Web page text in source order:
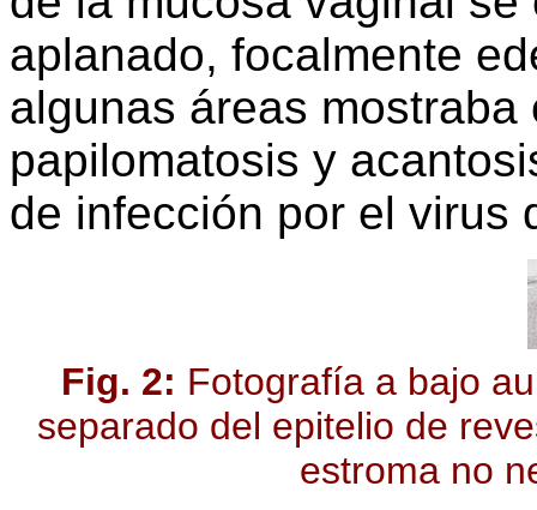
aplanado, focalmente
algunas áreas
papilomatosis y
de infección por el virus
Fig. 2: Fotografía a bajo
separado del epitelio de
estroma no